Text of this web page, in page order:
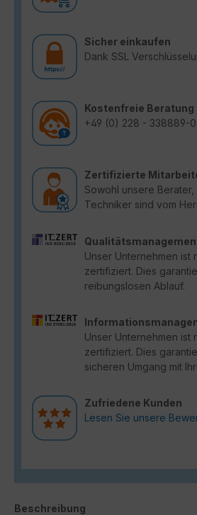
Sicher einkaufen
Dank SSL
Kostenfreie Beratung
+49 (0) 228 - 338889-0
Zertifizierte
Sowohl unsere
Techniker sind vom
Unser Unternehmen ist
zertifiziert. Dies
reibungslosen Ablauf.
Unser Unternehmen ist
zertifiziert. Dies
sicheren Umgang mit
Zufriedene Kunden
Lesen Sie unsere
Beschreibung